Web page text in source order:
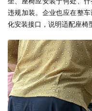
违规加装。企业也应在整
化安装接口，说明适配座椅